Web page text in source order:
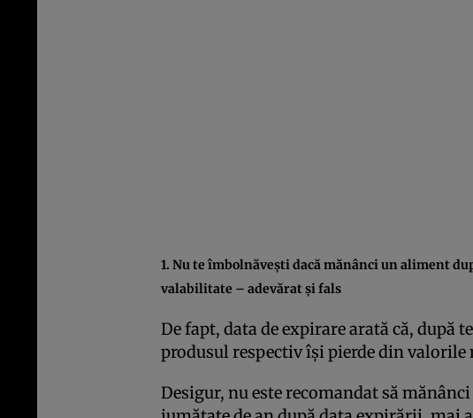
1. Nu te îmbolnăveşti dacă mănânci un aliment
valabilitate – adevărat şi fals
De fapt, data de expirare arată că, după
produsul respectiv îşi pierde din
Desigur, nu este recomandat să